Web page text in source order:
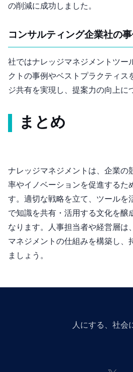
の削減に成功しました。
コンサルティング企業C社の事
C社ではナレッジマネジメントツ
クトの事例やベストプラクティス
ジ共有を実現し、提案力の向上に
まとめ
ナレッジマネジメントは、企業の
率やイノベーションを促進するた
す。適切な戦略を立て、ツールを
で知識を共有・活用する文化を醸
なります。人事担当者や経営層は
マネジメントの仕組みを構築し、
ましょう。
人にGiveする、社会に